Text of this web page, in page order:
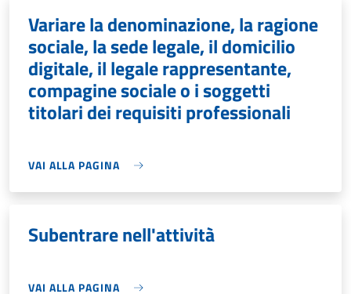
Variare la denominazione, la ragione
sociale, la sede legale, il domicilio
digitale, il legale rappresentante,
compagine sociale o i soggetti
titolari dei requisiti professionali
VAI ALLA PAGINA
Subentrare nell'attività
VAI ALLA PAGINA